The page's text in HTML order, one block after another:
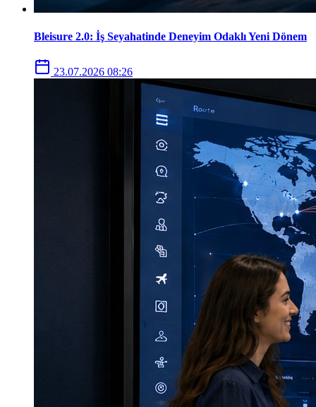
Bleisure 2.0: İş Seyahatinde Deneyim Odaklı Yeni Dönem
23.07.2026 08:26